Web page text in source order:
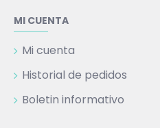
MI CUENTA
Mi cuenta
Historial de pedidos
Boletin informativo